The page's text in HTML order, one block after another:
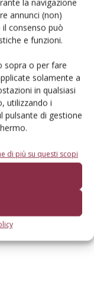
la navigazione
annunci (non)
consenso può
e funzioni.
sopra o per fare
solamente a
in qualsiasi
utilizzando i
pulsante di gestione
di più su questi scopi
Via Eritrea 21 -
al Registro delle
(precedentemente
L. 27/02/2004 n. 46,